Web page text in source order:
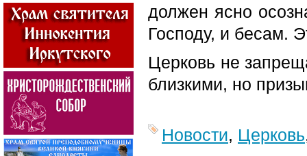
должен ясно
Господу, и бесам.
Церковь не
близкими, но
Новости, Церковь